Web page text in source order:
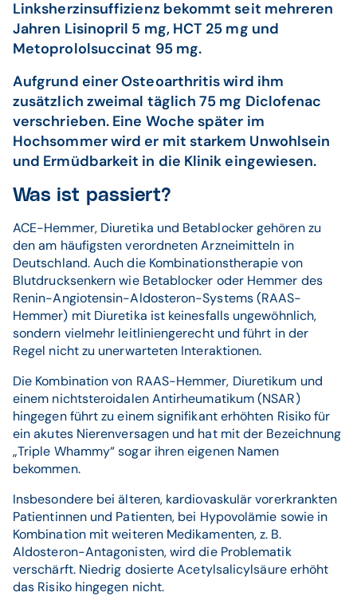
Linksherzinsuffizienz bekommt seit mehreren
Jahren Lisinopril 5 mg, HCT 25 mg und
Metoprololsuccinat 95 mg.
Aufgrund einer Osteoarthritis wird ihm
zusätzlich zweimal täglich 75 mg Diclofenac
verschrieben. Eine Woche später im
Hochsommer wird er mit starkem Unwohlsein
und Ermüdbarkeit in die Klinik eingewiesen.
Was ist passiert?
ACE-Hemmer, Diuretika und Betablocker gehören zu
den am häufigsten verordneten Arzneimitteln in
Deutschland. Auch die Kombinationstherapie von
Blutdrucksenkern wie Betablocker oder Hemmer des
Renin-Angiotensin-Aldosteron-Systems (RAAS-
Hemmer) mit Diuretika ist keinesfalls ungewöhnlich,
sondern vielmehr leitliniengerecht und führt in der
Regel nicht zu unerwarteten Interaktionen.
Die Kombination von RAAS-Hemmer, Diuretikum und
einem nichtsteroidalen Antirheumatikum (NSAR)
hingegen führt zu einem signifikant erhöhten Risiko für
ein akutes Nierenversagen und hat mit der Bezeichnung
„Triple Whammy“ sogar ihren eigenen Namen
bekommen.
Insbesondere bei älteren, kardiovaskulär vorerkrankten
Patientinnen und Patienten, bei Hypovolämie sowie in
Kombination mit weiteren Medikamenten, z. B.
Aldosteron-Antagonisten, wird die Problematik
verschärft. Niedrig dosierte Acetylsalicylsäure erhöht
das Risiko hingegen nicht.